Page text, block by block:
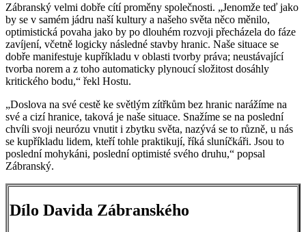
Zábranský velmi dobře cítí proměny společnosti. „Jenomže teď jako
by se v samém jádru naší kultury a našeho světa něco měnilo,
optimistická povaha jako by po dlouhém rozvoji přecházela do fáze
zavíjení, včetně logicky následné stavby hranic. Naše situace se
dobře manifestuje kupříkladu v oblasti tvorby práva; neustávající
tvorba norem a z toho automaticky plynoucí složitost dosáhly
kritického bodu,“ řekl Hostu.
„Doslova na své cestě ke světlým zítřkům bez hranic narážíme na
své a cizí hranice, taková je naše situace. Snažíme se na poslední
chvíli svoji neurózu vnutit i zbytku světa, nazývá se to různě, u nás
se kupříkladu lidem, kteří tohle praktikují, říká sluníčkáři. Jsou to
poslední mohykáni, poslední optimisté svého druhu,“ popsal
Zábranský.
Dílo Davida Zábranského